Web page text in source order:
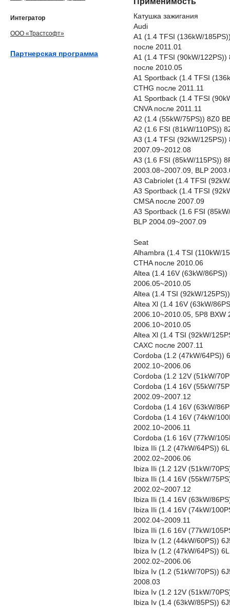
Катушка зажигания
Audi
A1 (1.4 TFSI (136kW/
после 2011.01
A1 (1.4 TFSI (90kW/122PS))
после 2010.05
A1 Sportback (1.4 TFSI
CTHG после 2011.11
A1 Sportback (1.4 TFSI
CNVA после 2011.11
A2 (1.4 (55kW/75PS)) 8Z0
A2 (1.6 FSI (81kW/110PS))
A3 (1.4 TFSI (92kW/125PS))
2007.09~2012.08
A3 (1.6 FSI (85kW/115PS))
2003.08~2007.09, BLP
A3 Cabriolet (1.4 TFSI
A3 Sportback (1.4 TFSI
CMSA после 2007.09
A3 Sportback (1.6 FSI
BLP 2004.09~2007.09
Seat
Alhambra (1.4 TSI (110kW/
CTHA после 2010.06
Altea (1.4 16V (63kW/
2006.05~2010.05
Altea (1.4 TSI (92kW/
Altea Xl (1.4 16V (63kW/
2006.10~2010.05, 5P8 BXW
2006.10~2010.05
Altea Xl (1.4 TSI (92kW/
CAXC после 2007.11
Cordoba (1.2 (47kW/64PS))
2002.10~2006.06
Cordoba (1.2 12V (51kW/
Cordoba (1.4 16V (55kW/
2002.09~2007.12
Cordoba (1.4 16V (63kW/
Cordoba (1.4 16V (74kW/
2002.10~2006.11
Cordoba (1.6 16V (77kW/
Ibiza IIi (1.2 (47kW/64PS))
2002.02~2006.06
Ibiza IIi (1.2 12V (51kW/
Ibiza IIi (1.4 16V (55kW/
2002.02~2007.12
Ibiza IIi (1.4 16V (63kW/
Ibiza IIi (1.4 16V (74kW/
2002.04~2009.11
Ibiza IIi (1.6 16V (77kW/
Ibiza Iv (1.2 (44kW/60PS))
Ibiza Iv (1.2 (47kW/64PS))
2002.02~2006.06
Ibiza Iv (1.2 (51kW/70PS))
2008.03
Ibiza Iv (1.2 12V (51kW/
Ibiza Iv (1.4 (63kW/85PS))
Интегратор
ООО «Трастсофт»
Партнерская программа